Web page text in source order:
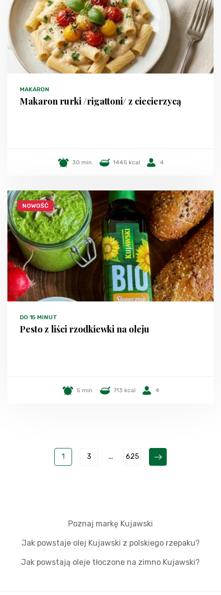
MAKARON
Makaron rurki /rigattoni/ z ciecierzycą
30 min. 1445 kcal 4
NOWOŚĆ
DO 15 MINUT
Pesto z liści rzodkiewki na oleju
5 min. 713 kcal 4
1 3 ... 625
Poznaj markę Kujawski
Jak powstaje olej Kujawski z polskiego rzepaku?
Jak powstają oleje tłoczone na zimno Kujawski?